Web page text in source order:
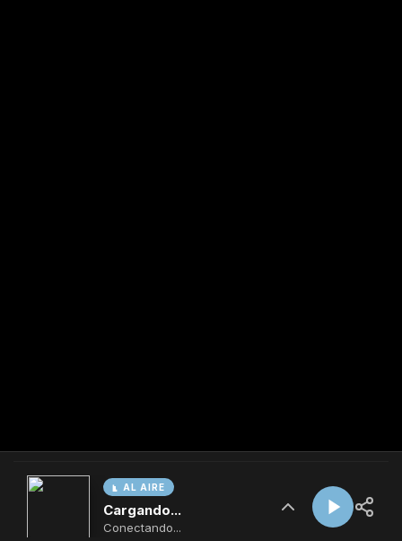
AL AIRE
Cargando...
Conectando...